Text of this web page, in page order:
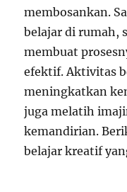
membosankan.
belajar di rumah,
membuat
efektif. Aktivitas
meningkatkan
juga melatih
kemandirian.
belajar kreatif